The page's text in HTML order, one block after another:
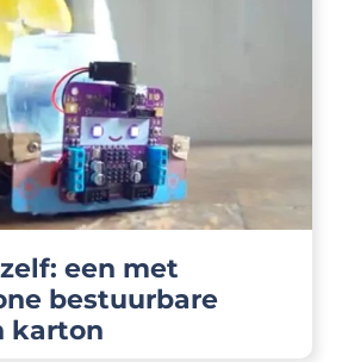
een met
bestuurbare
karton